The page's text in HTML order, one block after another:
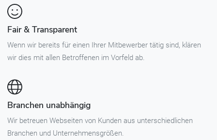
Fair & Transparent
Wenn wir bereits für einen Ihrer Mitbewerber tätig sind, klären
wir dies mit allen Betroffenen im Vorfeld ab.
Branchen unabhängig
Wir betreuen Webseiten von Kunden aus unterschiedlichen
Branchen und Unternehmensgrößen.